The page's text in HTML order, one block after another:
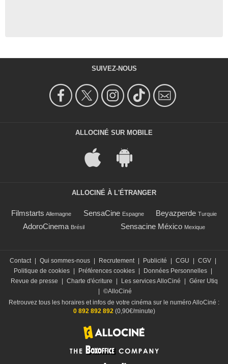
SUIVEZ-NOUS
ALLOCINÉ SUR MOBILE
ALLOCINÉ À L'ÉTRANGER
Filmstarts Allemagne SensaCine Espagne Beyazperde Turquie
AdoroCinema Brésil Sensacine México Mexique
Contact | Qui sommes-nous | Recrutement | Publicité | CGU | CGV |
Politique de cookies | Préférences cookies | Données Personnelles |
Revue de presse
| Charte d'écriture | Les services AlloCiné | Gérer Utiq
| ©AlloCiné
Retrouvez tous les horaires et infos de votre cinéma sur le numéro AlloCiné :
0 892 892 892 (0,90€/minute)